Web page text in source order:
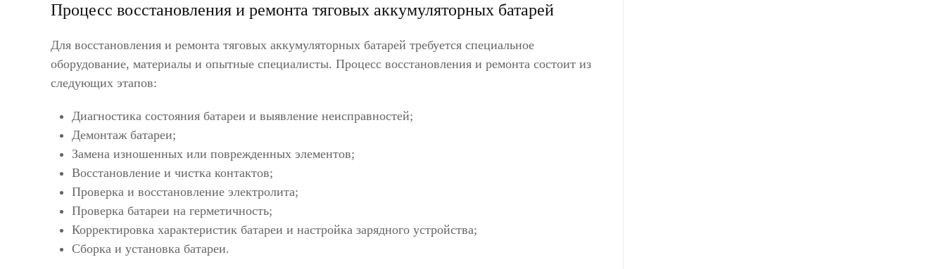
Процесс восстановления и ремонта тяговых аккумуляторных батарей
Для восстановления и ремонта тяговых аккумуляторных батарей требуется специальное
оборудование, материалы и опытные специалисты. Процесс восстановления и ремонта состоит из
следующих этапов:
Диагностика состояния батареи и выявление неисправностей;
Демонтаж батареи;
Замена изношенных или поврежденных элементов;
Восстановление и чистка контактов;
Проверка и восстановление электролита;
Проверка батареи на герметичность;
Корректировка характеристик батареи и настройка зарядного устройства;
Сборка и установка батареи.